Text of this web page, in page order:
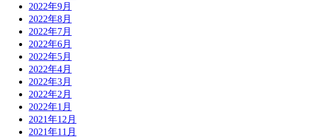
2022年9月
2022年8月
2022年7月
2022年6月
2022年5月
2022年4月
2022年3月
2022年2月
2022年1月
2021年12月
2021年11月